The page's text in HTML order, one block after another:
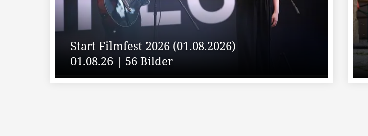
Start Filmfest 2026 (01.08.2026)
01.08.26 | 56 Bilder